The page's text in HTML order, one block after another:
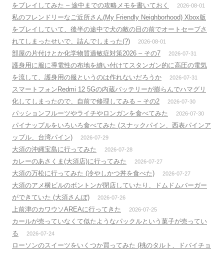
をプレイしてみた – 途中までの攻略メモを書いておく
2026-08-01
私のフレンドリーなご近所さん(My Friendly Neighborhood) Xbox版
をプレイしていて、後半の途中で犬の敵の目の前でオートセーブさ
れてしまったせいで、詰んでしまった(?)
2026-08-01
部屋の片付けとか化学物質過敏症対策2026 – その7 2026-07-31
護身用に服に導電性の布地を縫い付けてスタンガン的に高圧の電気
を流して、護身用の服というのは作れないだろうか
2026-07-31
スマートフォンRedmi 12 5Gの内蔵バッテリーが膨らんでハマグリ
化してしまったので、自前で修理してみる – その2
2026-07-30
パッションフルーツやライチやロンガンを食べてみた 2026-07-30
パイナップルをいろいろ食べてみた (スナックパイン、西表パインア
ップル、台湾パイン)
2026-07-29
大須の沖縄宝島に行ってみた 2026-07-28
カレーのあさくま(大須店)に行ってみた 2026-07-27
大須の万松に行ってみた (冷やしかつ丼を食べた) 2026-07-27
大須のアメ横ビルのボントンが閉店していたり、ドムドムバーガー
ができていた (大須さんぼ)
2026-07-26
上前津のカワウソAREAに行ってきた 2026-07-25
カールが売っていなくて似たようなパックルという菓子が売ってい
る
2026-07-24
ローソンのスイーツをいくつか買ってみた (桃のタルト、ドバイチョ